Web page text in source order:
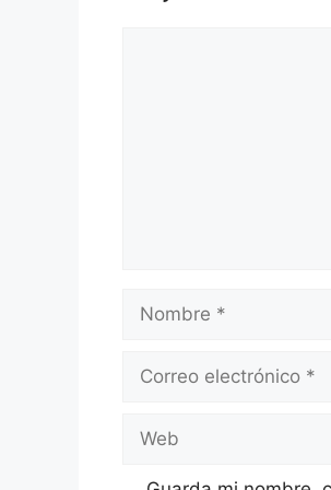
Nombre
Correo
Web